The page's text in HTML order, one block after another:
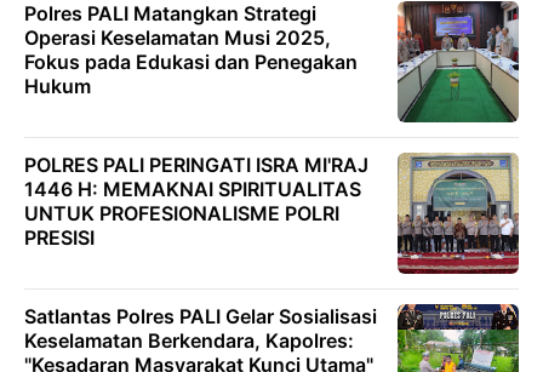
Polres PALI Matangkan Strategi
Operasi Keselamatan Musi 2025,
Fokus pada Edukasi dan Penegakan
Hukum
POLRES PALI PERINGATI ISRA MI'RAJ
1446 H: MEMAKNAI SPIRITUALITAS
UNTUK PROFESIONALISME POLRI
PRESISI
Satlantas Polres PALI Gelar Sosialisasi
Keselamatan Berkendara, Kapolres:
"Kesadaran Masyarakat Kunci Utama"